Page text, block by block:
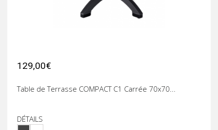
129,00€
Table de Terrasse COMPACT C1 Carrée 70x70...
DÉTAILS